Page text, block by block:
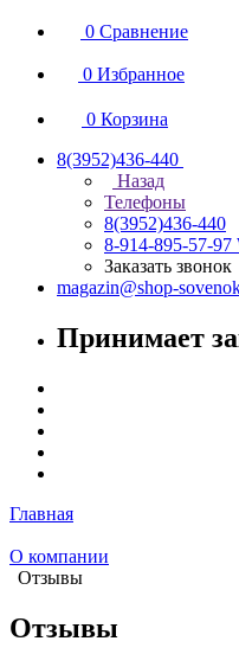
0 Сравнение
0 Избранное
0 Корзина
8(3952)436-440
Назад
Телефоны
8(3952)436-440
8-914-895-57-97
Заказать звонок
magazin@shop-
Принимает
Главная
О компании
Отзывы
Отзывы